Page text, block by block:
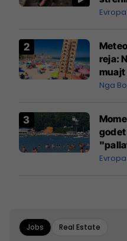
Evropa
reja:
muajt
Nga
godet
Evropa
Jobs Real Estate